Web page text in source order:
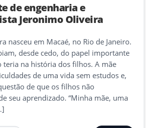
de engenharia e
Jeronimo Oliveira
nasceu em Macaé, no Rio de Janeiro.
desde cedo, do papel importante
teria na história dos filhos. A mãe
de uma vida sem estudos e,
de que os filhos não
seu aprendizado. “Minha mãe, uma